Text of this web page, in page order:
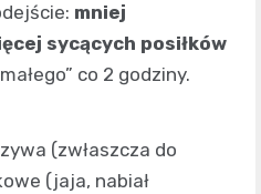
mniej
sycących posiłków
co 2 godziny.
(zwłaszcza do
(jaja, nabiał